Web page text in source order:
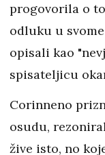
progovorila o
odluku u
opisali kao
spisateljicu
Corinneno
osudu,
žive isto, no